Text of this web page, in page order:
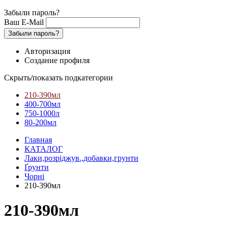
Забыли пароль?
Ваш E-Mail
Забыли пароль?
Авторизация
Создание профиля
Скрыть/показать подкатегории
210-390мл
400-700мл
750-1000л
80-200мл
Главная
КАТАЛОГ
Лаки,розріджув.,добавки,грунти
Ґрунти
Чорні
210-390мл
210-390мл